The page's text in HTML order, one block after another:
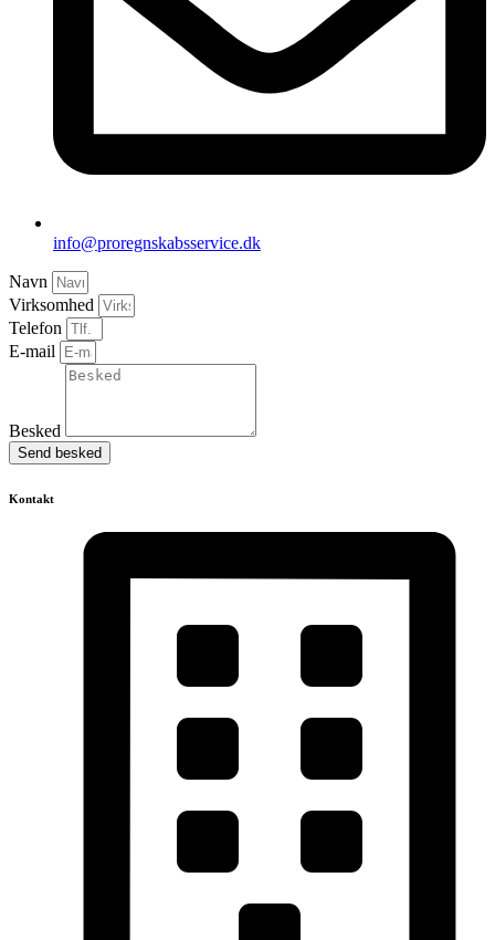
info@proregnskabsservice.dk
Navn
Virksomhed
Telefon
E-mail
Besked
Send besked
Kontakt